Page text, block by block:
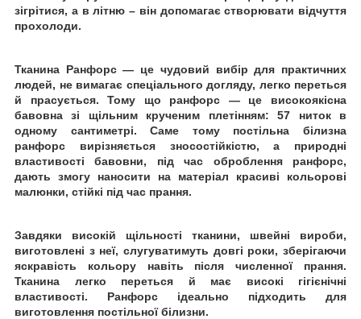
зігрітися, а в літню – він допомагає створювати відчуття
прохолоди.
Тканина Ранфорс — це чудовий вибір для практичних
людей, не вимагає спеціального догляду, легко переться
й
прасується. Тому що ранфорс — це високоякісна
бавовна зі щільним крученим плетінням: 57 ниток в
одному сантиметрі. Саме тому постільна білизна
ранфорс вирізняється зносостійкістю, а природні
властивості бавовни, під час оброблення ранфорс,
дають змогу наносити на матеріал красиві кольорові
малюнки, стійкі під час прання.
Завдяки високій щільності тканини, швейні вироби,
виготовлені з неї, слугуватимуть довгі роки, зберігаючи
яскравість кольору навіть після численної
прання.
Тканина легко переться й має високі гігієнічні
властивості. Ранфорс ідеально підходить для
виготовлення постільної білизни.